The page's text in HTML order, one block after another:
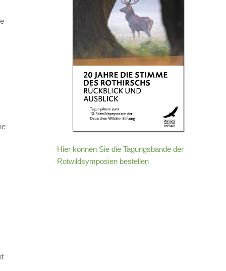
Hier können Sie die Tagungsbände der
Rotwildsymposien bestellen